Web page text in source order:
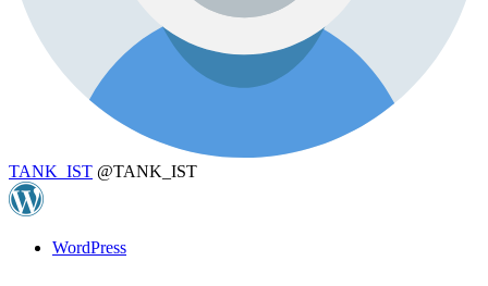
TANK_IST @TANK_IST
WordPress